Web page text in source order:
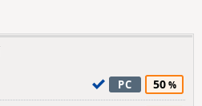
PC 50